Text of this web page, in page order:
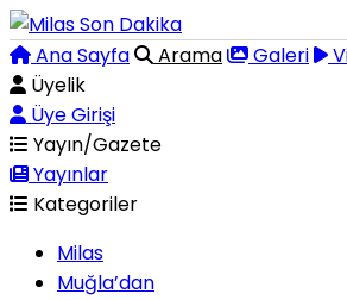
Ana Sayfa Arama Galeri
Üyelik
Üye Girişi
Yayın/Gazete
Yayınlar
Kategoriler
Milas
Muğla’dan